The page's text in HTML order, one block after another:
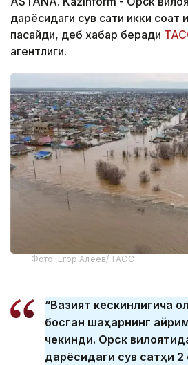
дарёсидаги сув сатҳи икки соат
пасайди, деб хабар беради
агентлиги.
Фото: Егор Алеев/ ТАСС
“Вазият кескинлигича
босган шаҳарнинг
чекинди. Орск
дарёсидаги сув сатҳи